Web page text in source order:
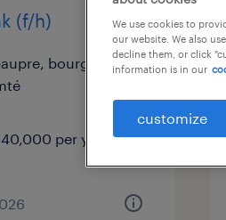
(f/h)
bourgogne-
per year
We use cookies to
our website. We also
decline them, or click
information is in our
customize